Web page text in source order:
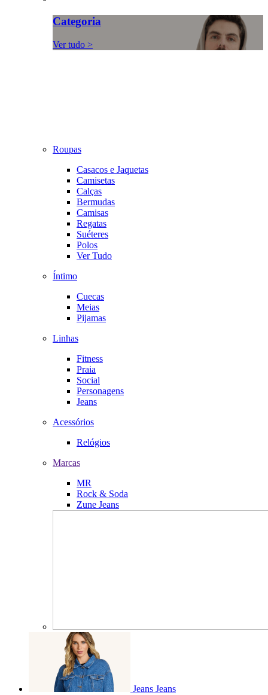
Categoria
Ver tudo >
Roupas
Casacos e Jaquetas
Camisetas
Calças
Bermudas
Camisas
Regatas
Suéteres
Polos
Ver Tudo
Íntimo
Cuecas
Meias
Pijamas
Linhas
Fitness
Praia
Social
Personagens
Jeans
Acessórios
Relógios
Marcas
MR
Rock & Soda
Zune Jeans
Jeans Jeans